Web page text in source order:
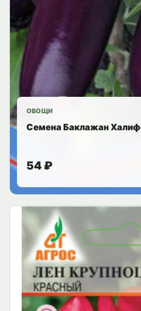
ОВОЩИ
Семена Баклажан Халиф
54 ₽